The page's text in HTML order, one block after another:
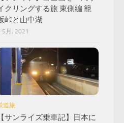
クリングする旅 東側編 籠
峠と山中湖
5月, 2021
道旅
【サンライズ乗車記】日本に